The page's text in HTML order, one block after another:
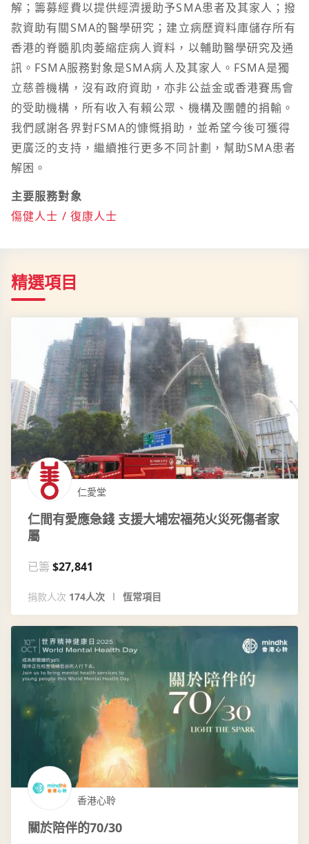
解；籌募經費以提供經濟援助予SMA患者及其家人；撥
款資助有關SMA的醫學研究；建立病歷資料庫儲存所有
香港的脊髓肌肉萎縮症病人資料，以輔助醫學研究及通
訊。FSMA服務對象是SMA病人及其家人。FSMA是獨
立慈善機構，沒有政府資助，亦非公益金或香港賽馬會
的受助機構，所有收入有賴公眾、機構及團體的捐輸。
我們感謝各界對FSMA的慷慨捐助，並希望今後可獲得
更廣泛的支持，繼續推行更多不同計劃，幫助SMA患者
解困。
主要服務對象
傷健人士 / 復康人士
精選項目
仁愛堂
仁間有愛應急錢 支援大埔宏福苑火災死傷者家
屬
已籌 $27,841
捐款人次 174人次 恆常項目
香港心聆
關於陪伴的70/30